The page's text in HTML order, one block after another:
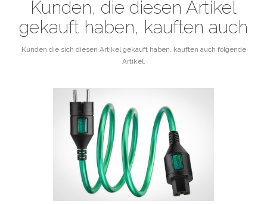
Kunden, die diesen Artikel
gekauft haben, kauften auch
Kunden die sich diesen Artikel gekauft haben, kauften auch folgende
Artikel.